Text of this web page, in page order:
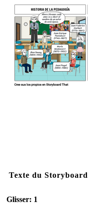
Texte du Storyboard
Glisser: 1